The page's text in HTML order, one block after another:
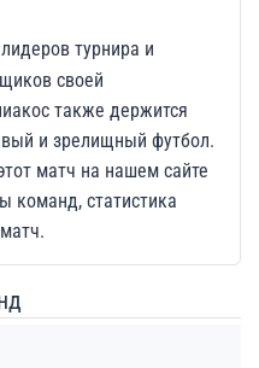
турнира и
своей
также держится
и зрелищный футбол.
матч на нашем сайте
команд, статистика